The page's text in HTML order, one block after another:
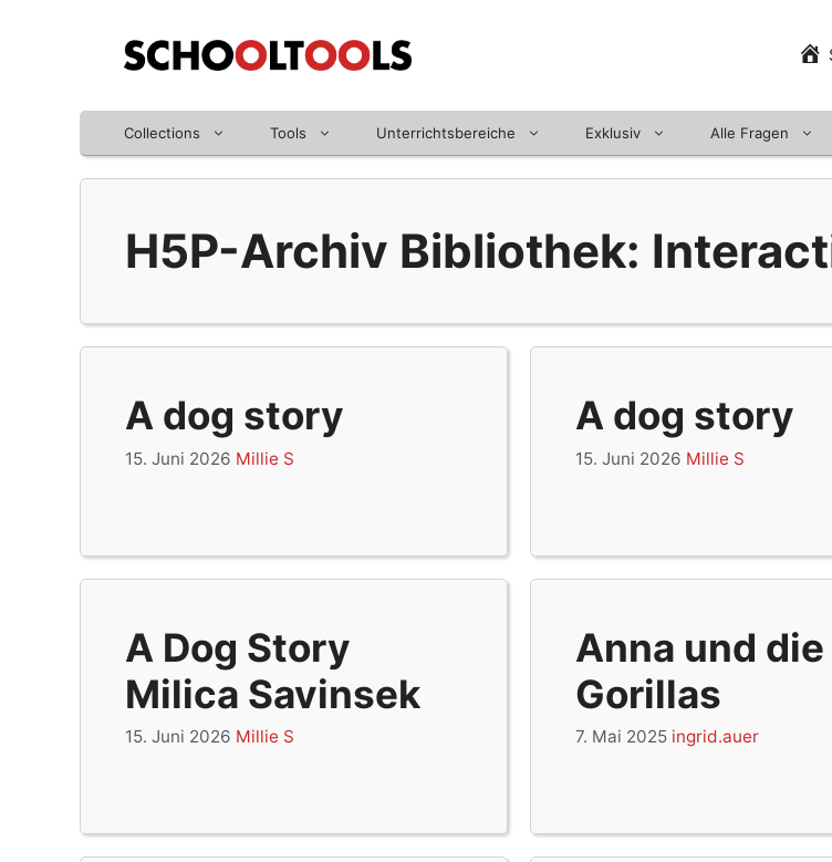
Collections Tools Unterrichtsbereiche Exklusiv Alle Fragen
H5P-Archiv Bibliothek:
A dog story
15. Juni 2026 Millie S
A dog story
15. Juni 2026 Millie S
A Dog Story
Milica Savinsek
15. Juni 2026 Millie S
Anna und die
Gorillas
7. Mai 2025 ingrid.auer